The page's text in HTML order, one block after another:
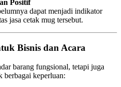
Positif
dapat menjadi indikator
jasa cetak mug tersebut.
Bisnis dan Acara
barang fungsional, tetapi juga
berbagai keperluan: